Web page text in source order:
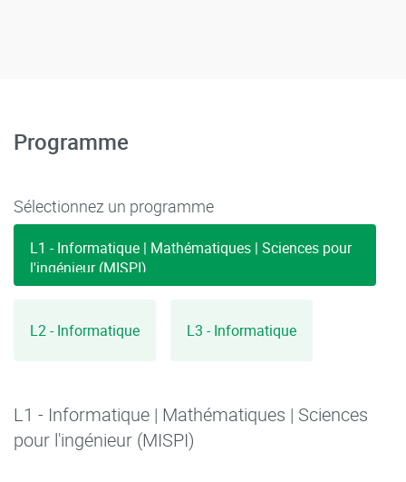
Programme
Sélectionnez un programme
L1 - Informatique | Mathématiques | Sciences pour
l'ingénieur (MISPI)
L2 - Informatique L3 - Informatique
L1 - Informatique | Mathématiques | Sciences
pour l'ingénieur (MISPI)